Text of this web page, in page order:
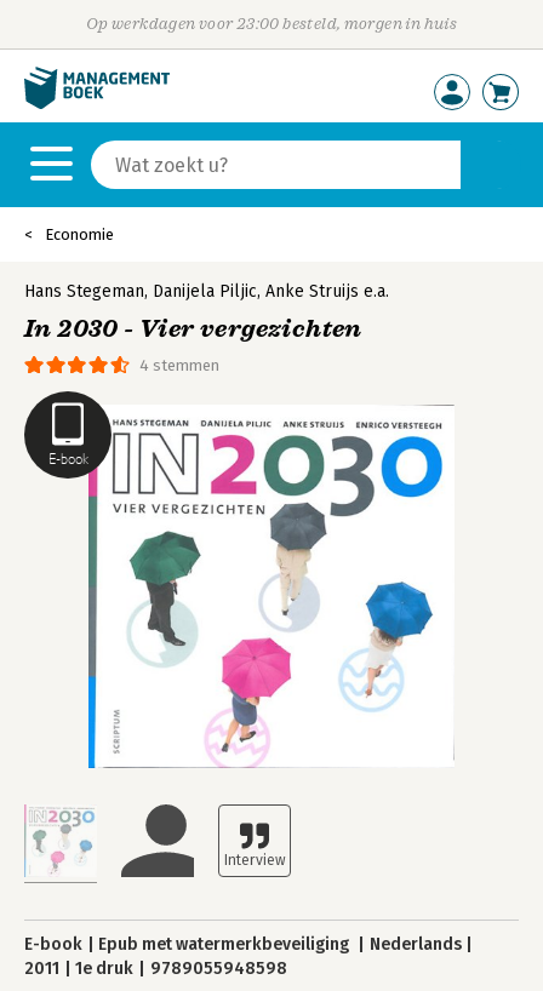
Op werkdagen voor 23:00 besteld, morgen in huis
Economie
E-book
4 stemmen
Hans Stegeman, Danijela Piljic, Anke Struijs e.a.
In 2030 - Vier vergezichten
E-book Epub met watermerkbeveiliging
Nederlands
2011
1e druk 9789055948598